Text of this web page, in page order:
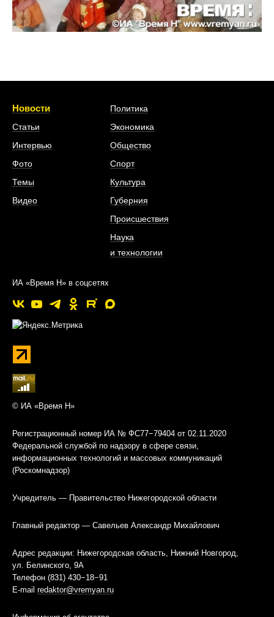
Новости
Статьи
Интервью
Фото
Темы
Видео
Политика
Экономика
Общество
Спорт
Культура
Губерния
Происшествия
Наука
и технологии
ИА «Время Н» в соцсетях
© ИА «Время Н»
Регистрационный номер ИА № ФС77−79404 от 02.11.2020
Федеральной службой по надзору в сфере связи,
информационных технологий и массовых коммуникаций
(Роскомнадзор)
Учредитель — Правительство Нижегородской области
Главный редактор — Савельев Александр Михайлович
Адрес редакции: Нижегородская область, Нижний Новгород,
ул. Белинского, 9А
Телефон (831) 430−18−91
E-mail redaktor@vremyan.ru